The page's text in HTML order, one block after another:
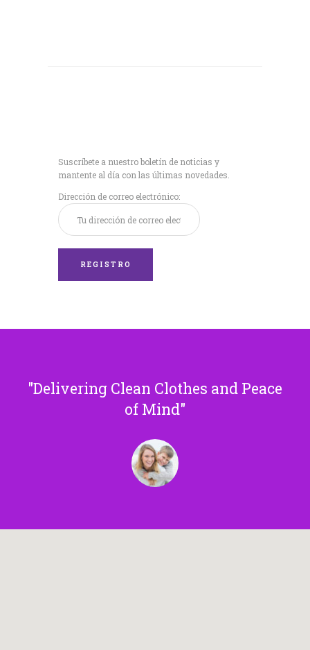
Suscríbete a nuestro boletín de noticias y
mantente al día con las últimas novedades.
Dirección de correo electrónico:
Delivering Clean Clothes and Peace
of Mind